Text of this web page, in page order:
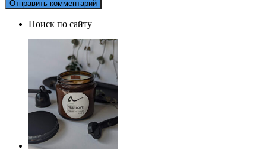
Поиск по сайту